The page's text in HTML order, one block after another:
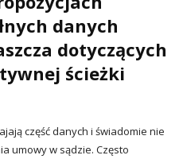
danych
dotyczących
ścieżki
część danych i świadomie nie
umowy w sądzie. Często